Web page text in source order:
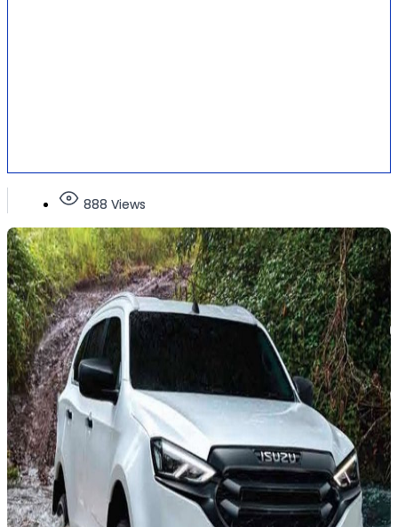
888 Views